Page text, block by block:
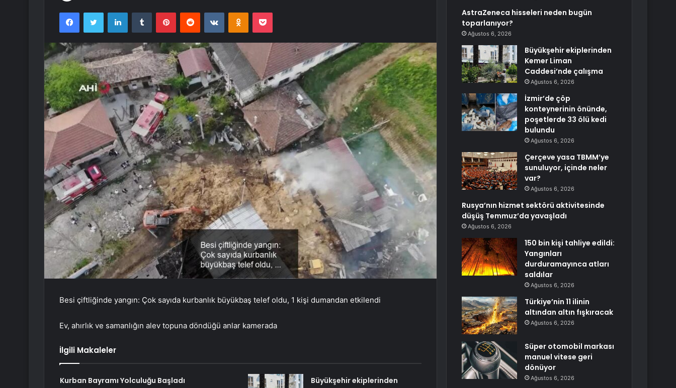
FacebookTwitter LinkedInTumblr PinterestReddit VKontakteOdnoklassniki
Pocket
Besi çiftliğinde yangın: Çok sayıda kurbanlık büyükbaş telef oldu, 1 kişi dumandan etkilendi
Ev, ahırlık ve samanlığın alev topuna döndüğü anlar kamerada
İlgili Makaleler
Kurban Bayramı Yolculuğu Başladı
Büyükşehir ekiplerinden
AstraZeneca hisseleri neden bugün
toparlanıyor?
Ağustos 6, 2026
Büyükşehir ekiplerinden
Kemer Liman
Caddesi’nde çalışma
Ağustos 6, 2026
İzmir’de çöp
konteynerinin önünde,
poşetlerde 33 ölü kedi
bulundu
Ağustos 6, 2026
Çerçeve yasa TBMM’ye
sunuluyor, içinde neler
var?
Ağustos 6, 2026
Rusya’nın hizmet sektörü aktivitesinde
düşüş Temmuz’da yavaşladı
Ağustos 6, 2026
150 bin kişi tahliye edildi:
Yangınları
durduramayınca atları
saldılar
Ağustos 6, 2026
Türkiye’nin 11 ilinin
altından altın fışkıracak
Ağustos 6, 2026
Süper otomobil markası
manuel vitese geri
dönüyor
Ağustos 6, 2026